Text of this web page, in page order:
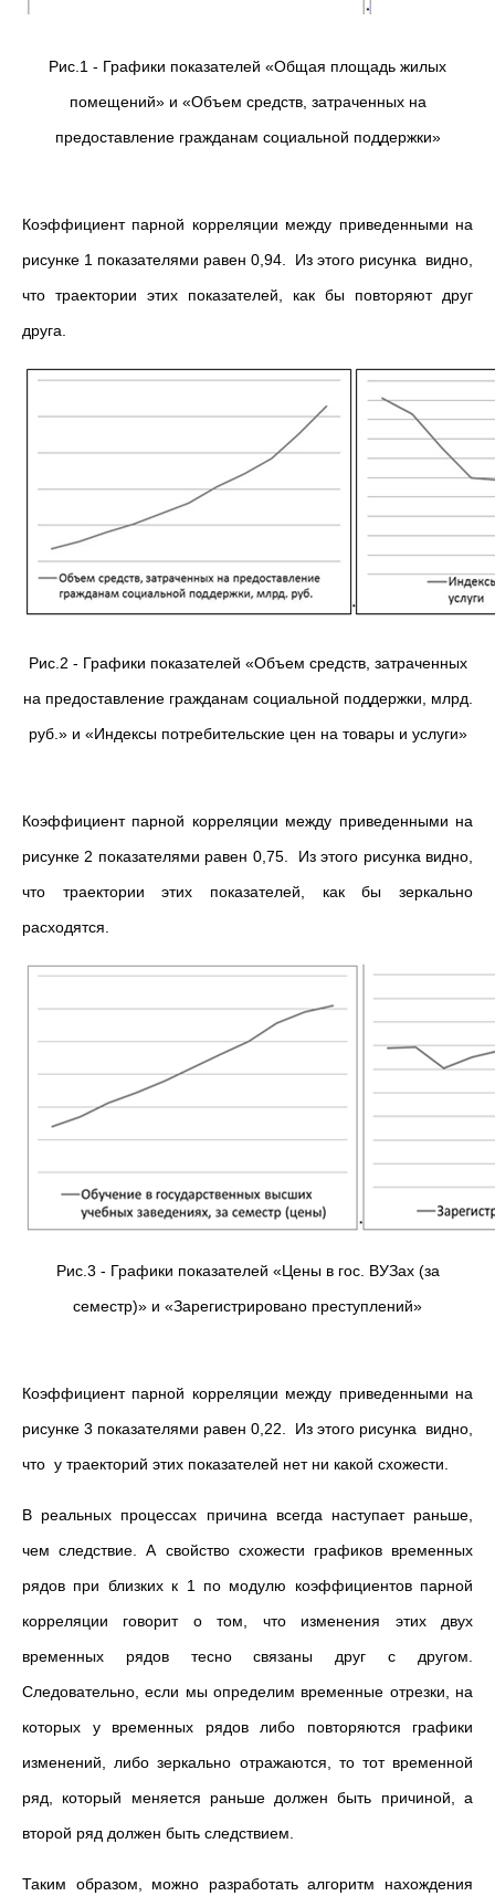
Рис.1 - Графики показателей «Общая площадь жилых
помещений» и «Объем средств, затраченных на
предоставление гражданам социальной поддержки»
Коэффициент парной корреляции между приведенными на
рисунке 1 показателями равен 0,94. Из этого рисунка видно,
что траектории этих показателей, как бы повторяют друг
друга.
Рис.2 - Графики показателей «Объем средств, затраченных
на предоставление гражданам социальной поддержки, млрд.
руб.» и «Индексы потребительские цен на товары и услуги»
Коэффициент парной корреляции между приведенными на
рисунке 2 показателями равен 0,75. Из этого рисунка видно,
что траектории этих показателей, как бы зеркально
расходятся.
Рис.3 - Графики показателей «Цены в гос. ВУЗах (за
семестр)» и «Зарегистрировано преступлений»
Коэффициент парной корреляции между приведенными на
рисунке 3 показателями равен 0,22. Из этого рисунка видно,
что у траекторий этих показателей нет ни какой схожести.
В реальных процессах причина всегда наступает раньше,
чем следствие. А свойство схожести графиков временных
рядов при близких к 1 по модулю коэффициентов парной
корреляции говорит о том, что изменения этих двух
временных рядов тесно связаны друг с другом.
Следовательно, если мы определим временные отрезки, на
которых у временных рядов либо повторяются графики
изменений, либо зеркально отражаются, то тот временной
ряд, который меняется раньше должен быть причиной, а
второй ряд должен быть следствием.
Таким образом, можно разработать алгоритм нахождения